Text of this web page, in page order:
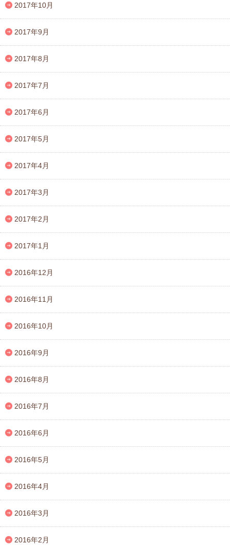
2017年10月
2017年9月
2017年8月
2017年7月
2017年6月
2017年5月
2017年4月
2017年3月
2017年2月
2017年1月
2016年12月
2016年11月
2016年10月
2016年9月
2016年8月
2016年7月
2016年6月
2016年5月
2016年4月
2016年3月
2016年2月